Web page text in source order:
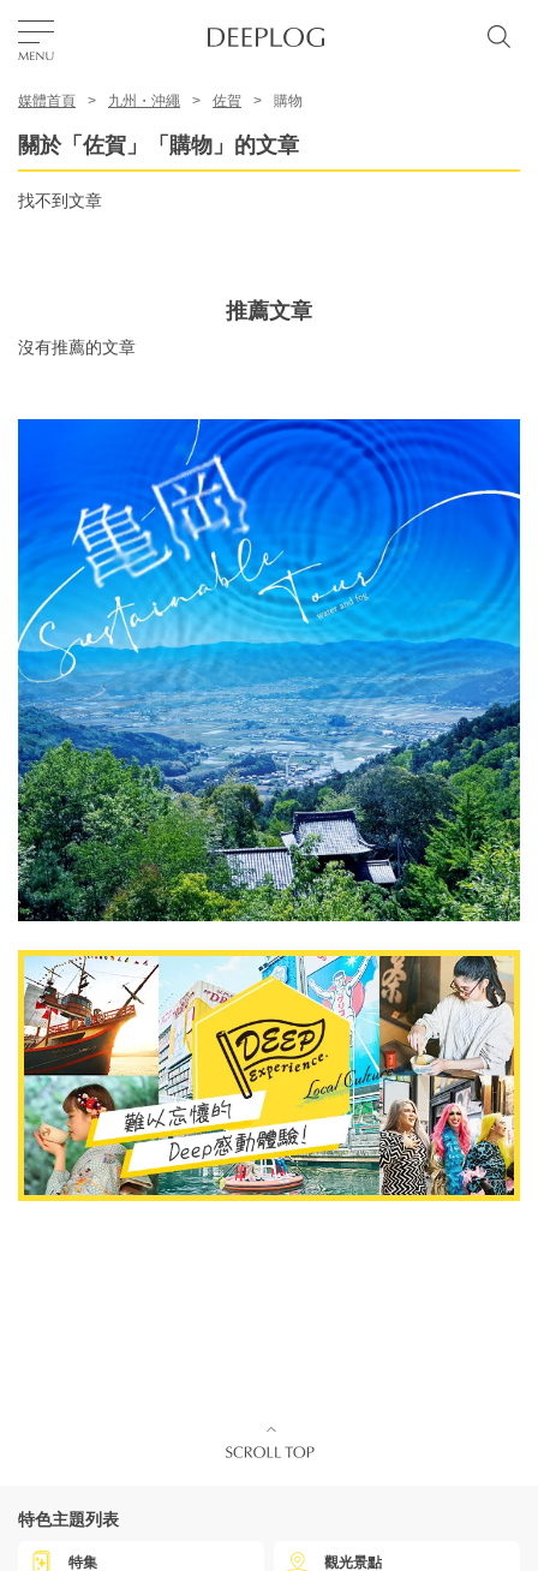
TOP
特色主題
繁體中文
關於DEEPLOG
隐私政策
聯系我們
網站營運企業
招募旅遊作家
媒體首頁 九州・沖繩 佐賀 購物
關於「佐賀」「購物」的文章
找不到文章
推薦文章
沒有推薦的文章
特色主題列表
特集 觀光景點